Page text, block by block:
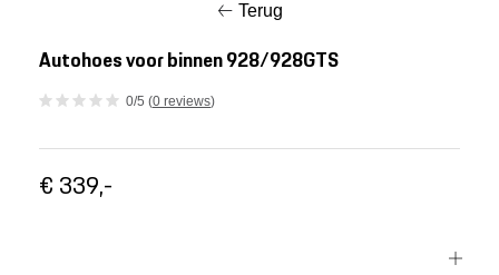
Nieuw
Acties
Terug
Autohoes voor binnen 928/928GTS
0/5 (0 reviews)
€ 339,-